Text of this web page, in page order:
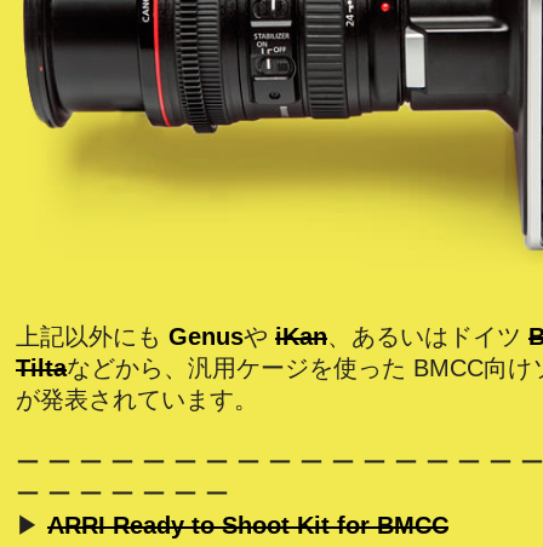
上記以外にも Genusや iKan、あるいはドイツ
Tiltaなどから、汎用ケージを使った BMCC向け
が発表されています。
ー ー ー ー ー ー ー ー ー ー ー ー ー ー ー ー
ー ー ー ー ー ー ー
▶ ARRI Ready to Shoot Kit for BMCC